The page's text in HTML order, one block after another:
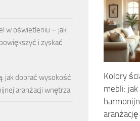
Kolory
mebli:
w oświetleniu – jak
i zyskać
jak dobrać wysokość
aranżacji wnętrza